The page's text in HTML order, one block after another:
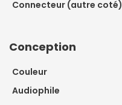
Connecteur (autre coté)
Conception
Couleur
Audiophile